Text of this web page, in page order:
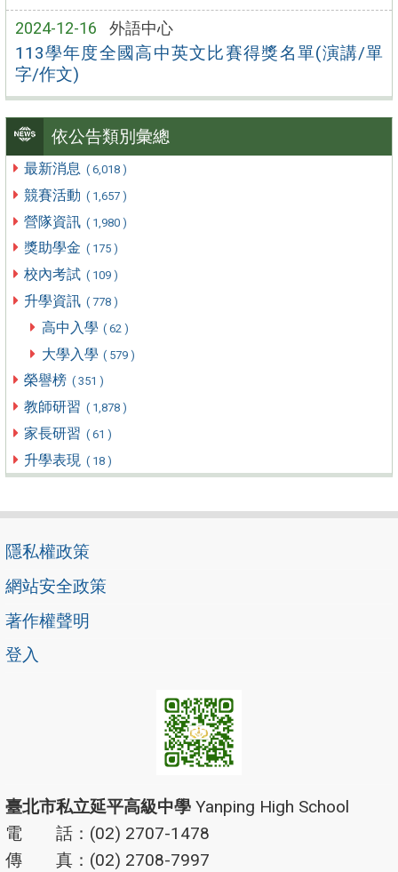
2024-12-16 外語中心
113學年度全國高中英文比賽得獎名單(演講/單
字/作文)
依公告類別彙總
最新消息 ( 6,018 )
競賽活動 ( 1,657 )
營隊資訊 ( 1,980 )
獎助學金 ( 175 )
校內考試 ( 109 )
升學資訊 ( 778 )
高中入學 ( 62 )
大學入學 ( 579 )
榮譽榜 ( 351 )
教師研習 ( 1,878 )
家長研習 ( 61 )
升學表現 ( 18 )
隱私權政策
網站安全政策
著作權聲明
登入
臺北市私立延平高級中學 Yanping High School
電 話：(02) 2707-1478
傳 真：(02) 2708-7997